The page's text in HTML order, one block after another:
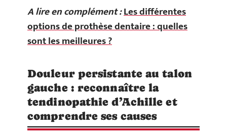
A lire en complément :Les différentes
options de prothèse dentaire : quelles
sont les meilleures ?
Douleur persistante au talon
gauche : reconnaître la
tendinopathie d’Achille et
comprendre ses causes